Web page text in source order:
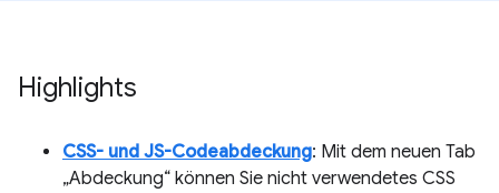
Highlights
CSS- und JS-Codeabdeckung: Mit dem neuen Tab
„Abdeckung“ können Sie nicht verwendetes CSS